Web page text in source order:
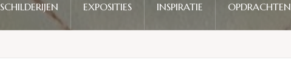
SCHILDERIJEN EXPOSITIES INSPIRATIE OPDRACHTEN